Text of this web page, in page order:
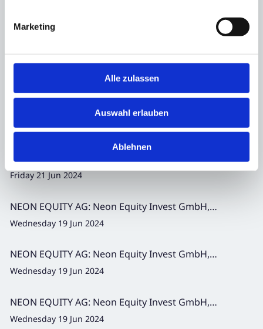
Marketing
Alle zulassen
Auswahl erlauben
Ablehnen
Kauf
Tuesday 25 Jun 2024
NEON EQUITY AG: Neon Equity Invest GmbH,
NEON EQUITY AG: Neon Equity Invest GmbH,
Tuesday 25 Jun 2024
NEON EQUITY AG: Neon Equity Invest GmbH,
Kauf
Friday 21 Jun 2024
NEON EQUITY AG: Neon Equity Invest GmbH,
Kauf
Wednesday 19 Jun 2024
NEON EQUITY AG: Neon Equity Invest GmbH,
Kauf
Wednesday 19 Jun 2024
NEON EQUITY AG: Neon Equity Invest GmbH,
Kauf
Wednesday 19 Jun 2024